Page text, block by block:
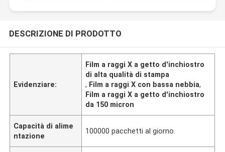
DESCRIZIONE DI PRODOTTO
Evidenziare:
Film a raggi X a getto d'inchiostro
di alta qualità di stampa
, Film a raggi X con bassa nebbia,
Film a raggi X a getto d'inchiostro
da 150 micron
Capacità di alime
ntazione
100000 pacchetti al giorno.